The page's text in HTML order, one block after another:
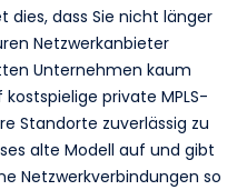
dass Sie nicht länger
Netzwerkanbieter
Unternehmen kaum
private MPLS-
Standorte zuverlässig zu
alte Modell auf und gibt
Netzwerkverbindungen so